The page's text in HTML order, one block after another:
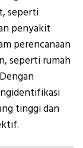
seperti
penyakit
perencanaan
seperti rumah
tinggi dan